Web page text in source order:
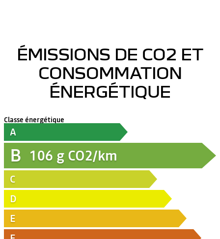
ÉMISSIONS DE CO2 ET
CONSOMMATION
ÉNERGÉTIQUE
Classe énergétique
A
B 106 g CO2/km
C
D
E